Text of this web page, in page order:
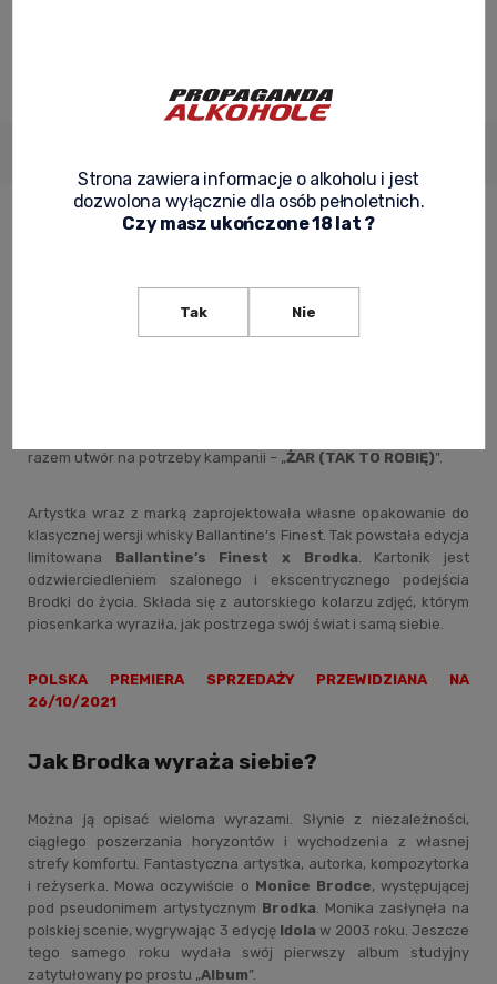
Ballantine’s Finest x Brodka – czyli jak
razem utwór na potrzeby kampanii – „ŻAR (TAK TO ROBIĘ)”.
Artystka wraz z marką zaprojektowała własne opakowanie do
klasycznej wersji whisky Ballantine’s Finest. Tak powstała edycja
limitowana Ballantine’s Finest x Brodka. Kartonik jest
odzwierciedleniem szalonego i ekscentrycznego podejścia
Brodki do życia. Składa się z autorskiego kolarzu zdjęć, którym
piosenkarka wyraziła, jak postrzega swój świat i samą siebie.
POLSKA PREMIERA SPRZEDAŻY PRZEWIDZIANA NA
26/10/2021
Jak Brodka wyraża siebie?
Można ją opisać wieloma wyrazami. Słynie z niezależności,
ciągłego poszerzania horyzontów i wychodzenia z własnej
strefy komfortu. Fantastyczna artystka, autorka, kompozytorka
i reżyserka. Mowa oczywiście o Monice Brodce, występującej
pod pseudonimem artystycznym Brodka . Monika zasłynęła na
polskiej scenie, wygrywając 3 edycję Idola w 2003 roku. Jeszcze
tego samego roku wydała swój pierwszy album studyjny
zatytułowany po prostu „Album”.
Strona zawiera informacje o alkoholu i jest
dozwolona wyłącznie dla osób pełnoletnich.
Czy masz ukończone 18 lat ?
Tak Nie